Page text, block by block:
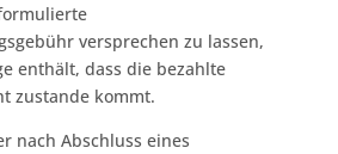
versprechen zu lassen,
enthält, dass die bezahlte
zustande kommt.
nach Abschluss eines